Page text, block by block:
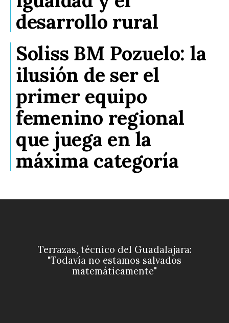
desarrollo rural
Soliss BM Pozuelo: la
ilusión de ser el
primer equipo
femenino regional
que juega en la
máxima categoría
Terrazas, técnico del Guadalajara:
"Todavía no estamos salvados
matemáticamente"